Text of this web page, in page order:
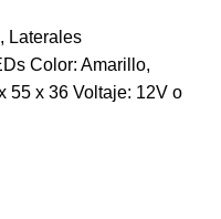
, Laterales
Color: Amarillo,
55 x 36 Voltaje: 12V o